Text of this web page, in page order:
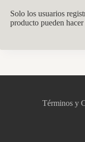
Solo los usuarios
producto pueden
Términos y
Asistente